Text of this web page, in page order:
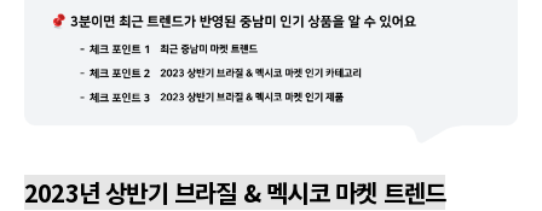
2023년 상반기 브라질 & 멕시코 마켓 트렌드